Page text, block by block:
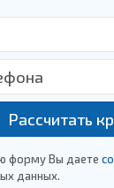
Рассчитать
форму Вы даете
данных.